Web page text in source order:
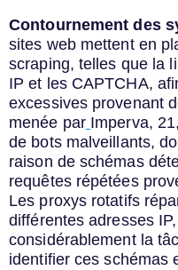
Contournement des
sites web mettent en
scraping, telles que la
IP et les CAPTCHA,
excessives provenant
menée par Imperva,
de bots malveillants,
raison de schémas
requêtes répétées
Les proxys rotatifs
différentes adresses
considérablement la
identifier ces schémas